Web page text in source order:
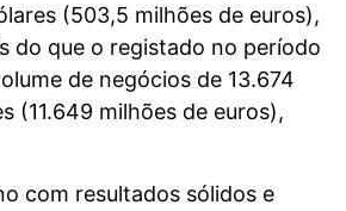
(503,5 milhões de euros),
do que o registado no período
de negócios de 13.674
(11.649 milhões de euros),
com resultados sólidos e